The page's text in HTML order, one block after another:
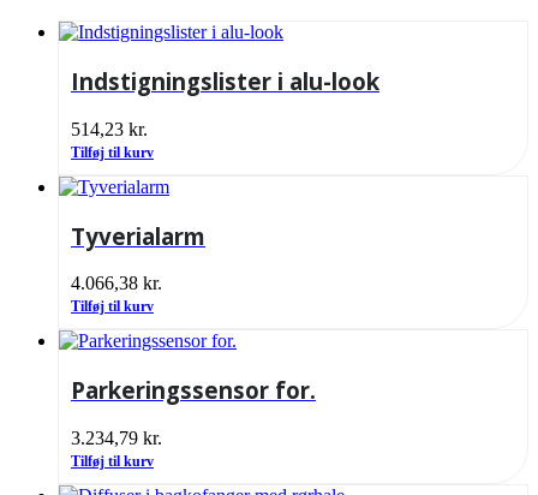
Indstigningslister i alu-look
514,23 kr.
Tilføj til kurv
Tyverialarm
4.066,38 kr.
Tilføj til kurv
Parkeringssensor for.
3.234,79 kr.
Tilføj til kurv